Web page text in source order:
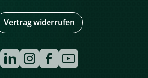
Vertrag widerrufen
Navigation
überspringen